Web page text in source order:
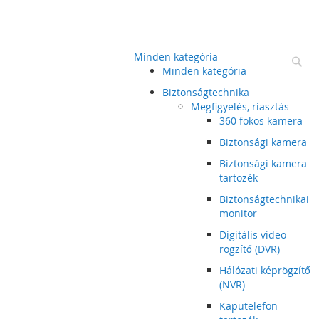
Minden kategória
Minden kategória
Biztonságtechnika
Megfigyelés, riasztás
360 fokos kamera
Biztonsági kamera
Biztonsági kamera
tartozék
Biztonságtechnikai
monitor
Digitális video
rögzítő (DVR)
Hálózati képrögzítő
(NVR)
Kaputelefon